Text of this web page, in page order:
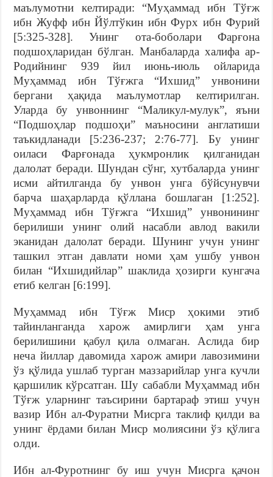
маълумотни келтиради: “Муҳаммад ибн Тўғж
ибн Жуфф ибн Йўлтўкин ибн Фурх ибн Фурий
[5:325-328]. Унинг ота-боболари Фарғона
подшоҳларидан бўлган. Манбаларда халифа ар-
Родийнинг 939 йил июнь-июль ойларида
Муҳаммад ибн Тўғжга “Ихшид” унвонини
бергани ҳақида маълумотлар келтирилган.
Уларда бу унвоннинг “Маликул-мулук”, яъни
“Подшоҳлар подшоҳи” маъносини англатиши
таъкидланади [5:236-237; 2:76-77]. Бу унинг
оиласи Фарғонада ҳукмронлик қилганидан
далолат беради. Шундан сўнг, хутбаларда унинг
исми айтилганда бу унвон унга бўйсунувчи
барча шаҳарларда қўллана бошлаган [1:252].
Муҳаммад ибн Тўғжга “Ихшид” унвонининг
берилиши унинг олий насабли авлод вакили
эканидан далолат беради. Шунинг учун унинг
ташкил этган давлати номи ҳам ушбу унвон
билан “Ихшидийлар” шаклида ҳозирги кунгача
етиб келган [6:199].
Муҳаммад ибн Тўғж Миср ҳокими этиб
тайинланганда харож амирлиги ҳам унга
берилишини қабул қила олмаган. Аслида бир
неча йиллар давомида харож амири лавозимини
ўз қўлида ушлаб турган маззарийлар унга кучли
қаршилик кўрсатган. Шу сабабли Муҳаммад ибн
Тўғж уларнинг таъсирини бартараф этиш учун
вазир Ибн ал-Фуратни Мисрга таклиф қилди ва
унинг ёрдами билан Миср молиясини ўз қўлига
олди.
Ибн ал-Фуротнинг бу иш учун Мисрга қачон